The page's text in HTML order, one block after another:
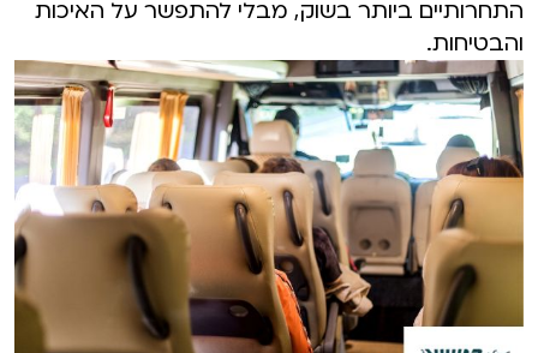
התחרותיים ביותר בשוק, מבלי להתפשר על האיכות
והבטיחות.